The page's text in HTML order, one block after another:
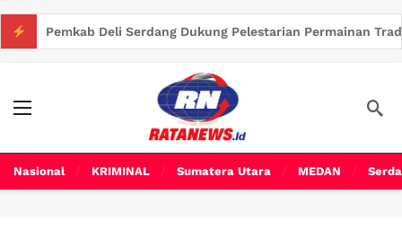
Pemkab Deli Serdang Dukung Pelestarian Permainan
Nasional KRIMINAL Sumatera Utara MEDAN